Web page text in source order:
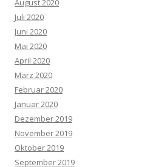
August 2020
Juli 2020
Juni 2020
Mai 2020
April 2020
März 2020
Februar 2020
Januar 2020
Dezember 2019
November 2019
Oktober 2019
September 2019